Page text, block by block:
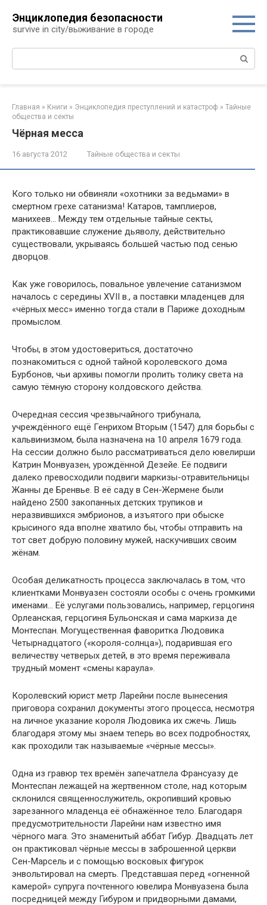
контенту
Энциклопедия безопасности
survive in city/выживание в городе
Поиск:
Главная » Книги » Энциклопедия преступлений и катастроф » Тайные
общества и секты
Чёрная месса
16 августа 2012 Тайные общества и секты
Кого только ни обвиняли «охотники за ведьмами» в
смертном грехе сатанизма! Катаров, тамплиеров,
манихеев… Между тем отдельные тайные секты,
практиковавшие служение дьяволу, действительно
существовали, укрываясь большей частью под сенью
дворцов.
Как уже говорилось, повальное увлечение сатанизмом
началось с середины XVII в., а поставки младенцев для
«чёрных месс» именно тогда стали в Париже доходным
промыслом.
Чтобы, в этом удостовериться, достаточно
познакомиться с одной тайной королевского дома
Бурбонов, чьи архивы помогли пролить толику света на
самую тёмную сторону колдовского действа.
Очередная сессия чрезвычайного трибунала,
учреждённого ещё Генрихом Вторым (1547) для борьбы с
кальвинизмом, была назначена на 10 апреля 1679 года.
На сессии должно было рассматриваться дело ювелирши
Катрин Монвуазен, урождённой Дезейе. Её подвиги
далеко превосходили подвиги маркизы-отравительницы
Жанны де Бренвье. В её саду в Сен-Жермене были
найдено 2500 закопанных детских трупиков и
неразвившихся эмбрионов, а изъятого при обыске
крысиного яда вполне хватило бы, чтобы отправить на
тот свет добрую половину мужей, наскучивших своим
жёнам.
Особая деликатность процесса заключалась в том, что
клиентками Монвуазен состояли особы с очень громкими
именами… Её услугами пользовались, например, герцогиня
Орлеанская, герцогиня Бульонская и сама маркиза де
Монтеспан. Могущественная фаворитка Людовика
Четырнадцатого («короля-солнца»), подарившая его
величеству четверых детей, в это время переживала
трудный момент «смены караула».
Королевский юрист метр Ларейни после вынесения
приговора сохранил документы этого процесса, несмотря
на личное указание короля Людовика их сжечь. Лишь
благодаря этому мы знаем теперь во всех подробностях,
как проходили так называемые «чёрные мессы».
Одна из гравюр тех времён запечатлела Франсуазу де
Монтеспан лежащей на жертвенном столе, над которым
склонился священнослужитель, окропивший кровью
зарезанного младенца её обнажённое тело. Благодаря
предусмотрительности Ларейни нам известно имя
чёрного мага. Это знаменитый аббат Гибур. Двадцать лет
он практиковал чёрные мессы в заброшенной церкви
Сен-Марсель и с помощью восковых фигурок
энвольтировал на смерть. Представшая перед «огненной
камерой» супруга почтенного ювелира Монвуазена была
посредницей между Гибуром и придворными дамами,